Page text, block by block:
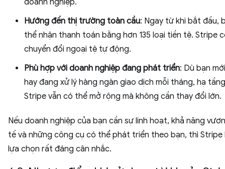
Hướng đến thị trường toàn cầu: Ngay từ khi bắt đầu,
thể nhận thanh toán bằng hơn 135 loại tiền tệ. Stripe
chuyển đổi ngoại tệ tự động.
Phù hợp với doanh nghiệp đang phát triển: Dù bạn
hay đang xử lý hàng ngàn giao dịch mỗi tháng, hạ
Stripe vẫn có thể mở rộng mà không cần thay đổi lớn.
Nếu doanh nghiệp của bạn cần sự linh hoạt, khả năng
tế và những công cụ có thể phát triển theo bạn, thì Stripe
lựa chọn rất đáng cân nhắc.